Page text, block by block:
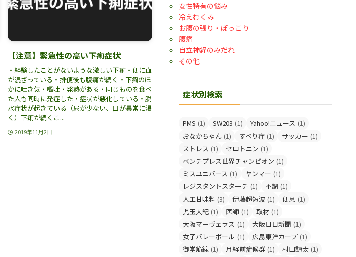
【注意】緊急性の高い下痢症状
・経験したことがないような激しい下痢・便に血
が混ざっている・排便後も腹痛が続く・下痢のほ
かに吐き気・嘔吐・発熱がある・同じものを食べ
た人も同時に発症した・症状が悪化している・脱
水症状が起きている（尿が少ない、口が異常に渇
く）下痢が続くこ...
2019年11月2日
女性特有の悩み
冷えむくみ
お腹の張り・ぽっこり
腹痛
自立神経のみだれ
その他
症状別検索
PMS (1) SW203 (1) Yahoo!ニュース (1)
おなかちゃん (1) すべり症 (1) サッカー (1)
ストレス (1) セロトニン (1)
ベンチプレス世界チャンピオン (1)
ミスユニバース (1) ヤンマー (1)
レジスタントスターチ (1) 不調 (1)
人工甘味料 (3) 伊藤超短波 (1) 便意 (1)
児玉大紀 (1) 医師 (1) 取材 (1)
大阪マーヴェラス (1) 大阪日日新聞 (1)
女子バレーボール (1) 広島東洋カープ (1)
御堂筋線 (1) 月経前症候群 (1) 村田諒太 (1)